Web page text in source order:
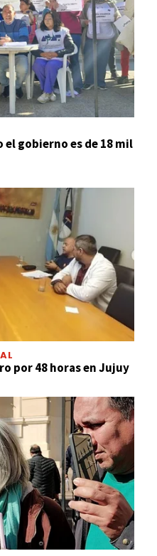
gobierno es de 18 mil
por 48 horas en Jujuy